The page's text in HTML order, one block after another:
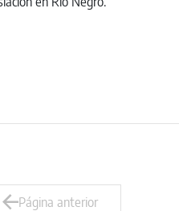
Página anterior